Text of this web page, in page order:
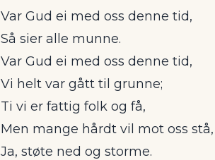
Var Gud ei med oss denne tid,
Så sier alle munne.
Var Gud ei med oss denne tid,
Vi helt var gått til grunne;
Ti vi er fattig folk og få,
Men mange hårdt vil mot oss stå,
Ja, støte ned og storme.